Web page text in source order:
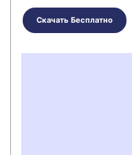
Юриспруденция
Здравоохранение
Скачать Бесплатно